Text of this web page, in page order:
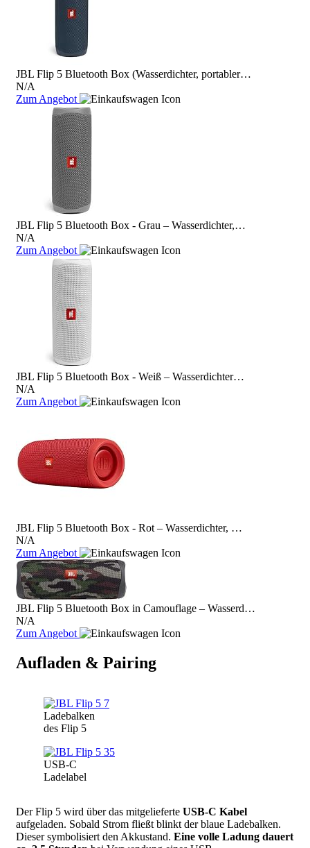
JBL Flip 5 Bluetooth Box (Wasserdichter, portabler…
N/A
Zum Angebot
JBL Flip 5 Bluetooth Box - Grau – Wasserdichter,…
N/A
Zum Angebot
JBL Flip 5 Bluetooth Box - Weiß – Wasserdichter…
N/A
Zum Angebot
JBL Flip 5 Bluetooth Box - Rot – Wasserdichter, …
N/A
Zum Angebot
JBL Flip 5 Bluetooth Box in Camouflage – Wasserd…
N/A
Zum Angebot
Aufladen & Pairing
Image
Ladebalken
des Flip 5
Image
USB-C
Ladelabel
Der Flip 5 wird über das mitgelieferte USB-C Kabel
aufgeladen. Sobald Strom fließt blinkt der blaue Ladebalken.
Dieser symbolisiert den Akkustand. Eine volle Ladung dauert